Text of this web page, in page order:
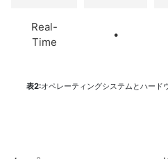
Real-
Time
•
表2:オペレーティングシステムとハード